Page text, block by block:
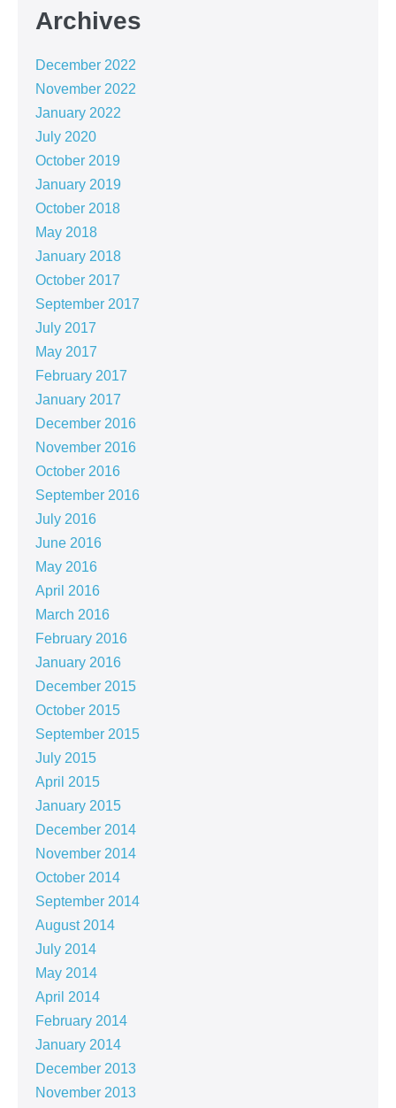
Archives
December 2022
November 2022
January 2022
July 2020
October 2019
January 2019
October 2018
May 2018
January 2018
October 2017
September 2017
July 2017
May 2017
February 2017
January 2017
December 2016
November 2016
October 2016
September 2016
July 2016
June 2016
May 2016
April 2016
March 2016
February 2016
January 2016
December 2015
October 2015
September 2015
July 2015
April 2015
January 2015
December 2014
November 2014
October 2014
September 2014
August 2014
July 2014
May 2014
April 2014
February 2014
January 2014
December 2013
November 2013